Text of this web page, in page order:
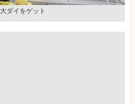
大ダイをゲット